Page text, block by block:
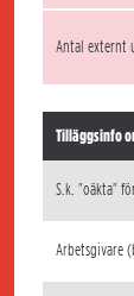
Antal externt
Tilläggsinfo
S.k. "oäkta"
Arbetsgivare